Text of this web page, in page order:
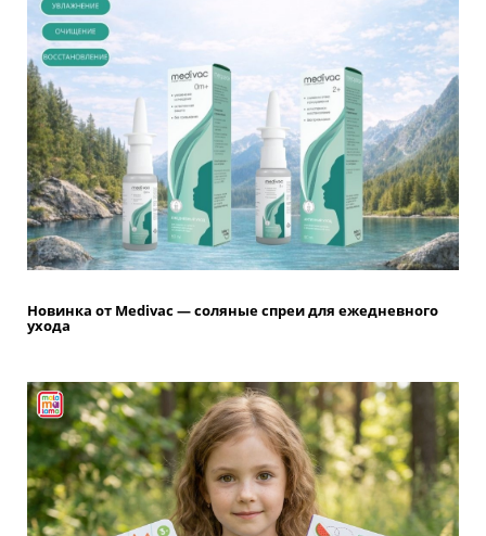
Новинка от Medivac — соляные спреи для ежедневного
ухода